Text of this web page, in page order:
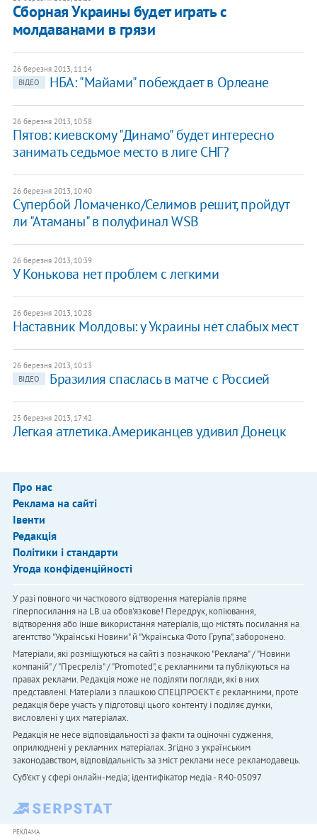
Сборная Украины будет играть с
молдаванами в грязи
26 березня 2013, 11:14
ВІДЕО
НБА: "Майами" побеждает в Орлеане
26 березня 2013, 10:58
Пятов: киевскому "Динамо" будет интересно
занимать седьмое место в лиге СНГ?
26 березня 2013, 10:40
Супербой Ломаченко/Селимов решит, пройдут
ли "Атаманы" в полуфинал WSB
26 березня 2013, 10:39
У Конькова нет проблем с легкими
26 березня 2013, 10:28
Наставник Молдовы: у Украины нет слабых мест
26 березня 2013, 10:13
ВІДЕО
Бразилия спаслась в матче с Россией
25 березня 2013, 17:42
Легкая атлетика. Американцев удивил Донецк
Про нас
Реклама на сайті
Івенти
Редакція
Політики і стандарти
Угода конфіденційності
У разі повного чи часткового відтворення матеріалів пряме
гіперпосилання на LB.ua обов'язкове! Передрук, копіювання,
відтворення або інше використання матеріалів, що містять посилання на
агентство "Українськi Новини" й "Українська Фото Група", заборонено.
Матеріали, які розміщуються на сайті з позначкою "Реклама" / "Новини
компаній" / "Пресреліз" / "Promoted", є рекламними та публікуються на
правах реклами. Редакція може не поділяти погляди, які в них
представлені. Матеріали з плашкою СПЕЦПРОЄКТ є рекламними, проте
редакція бере участь у підготовці цього контенту і поділяє думки,
висловлені у цих матеріалах.
Редакція не несе відповідальності за факти та оціночні судження,
оприлюднені у рекламних матеріалах. Згідно з українським
законодавством, відповідальність за зміст реклами несе рекламодавець.
Cуб'єкт у сфері онлайн-медіа; ідентифікатор медіа - R40-05097
РЕКЛАМА